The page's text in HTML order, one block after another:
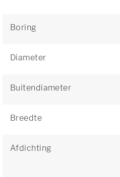
Boring
Diameter
Buitendiameter
Breedte
Afdichting